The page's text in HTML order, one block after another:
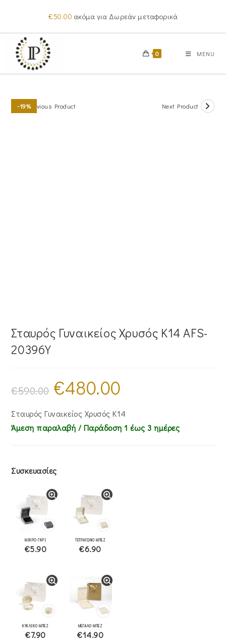
content
€50.00 ακόμα για Δωρεάν μεταφορικά
0 MENU
-19%Previous Product Next Product
Σταυρός Γυναικείος Χρυσός Κ14 AFS-
20396Y
€590.00
Original
price
was:
€480.00
€480.00.
Σταυρός Γυναικείος Χρυσός Κ14
Άμεση παραλαβή / Παράδoση 1 έως 3 ημέρες
Συσκευασίες
ΜΙΚΡΟ ΓΚΡΙ
€5.90
ΤΕΤΡΑΓΩΝΟ ΜΠΕΖ
€6.90
ΚΥΚΛΙΚΟ ΜΠΕΖ
€7.90
ΜΕΓΑΛΟ ΜΠΕΖ
€14.90